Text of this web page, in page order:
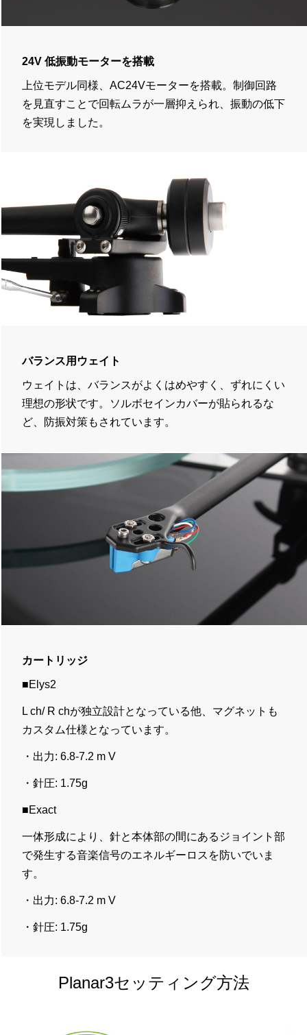
24V 低振動モーターを搭載
上位モデル同様、 AC24Vモーターを搭載。制御回路
を見直すことで回転ムラが一層抑えられ、振動の低下
を実現しました。
バランス用ウェイト
ウェイトは、バランスがよくはめやすく、ずれにくい
理想の形状です。ソルボセインカバーが貼られるな
ど、防振対策もされています。
カートリッジ
■Elys2
L ch/ R chが独立設計となっている他、マグネットも
カスタム仕様となっています。
・出力: 6.8-7.2 m V
・針圧: 1.75g
■Exact
一体形成により、針と本体部の間にあるジョイント部
で発生する音楽信号のエネルギーロスを防いでいま
す。
・出力: 6.8-7.2 m V
・針圧: 1.75g
Planar3セッティング方法